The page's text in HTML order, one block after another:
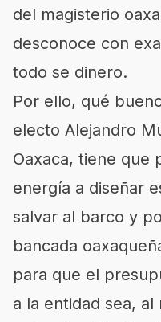
del magisterio
desconoce con
todo se dinero.
Por ello, qué
electo Alejandro
Oaxaca, tiene que
energía a diseñar
salvar al barco y
bancada
para que el
a la entidad sea,